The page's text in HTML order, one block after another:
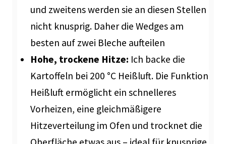
und zweitens werden sie an diesen Stellen
nicht knusprig. Daher die Wedges am
besten auf zwei Bleche aufteilen
Hohe, trockene Hitze: Ich backe die
Kartoffeln bei 200 °C Heißluft. Die Funktion
Heißluft ermöglicht ein schnelleres
Vorheizen, eine gleichmäßigere
Hitzeverteilung im Ofen und trocknet die